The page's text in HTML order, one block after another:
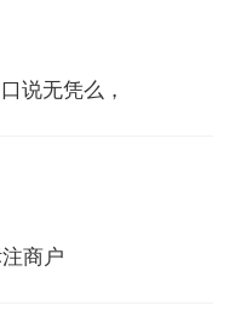
说无凭么，
商户